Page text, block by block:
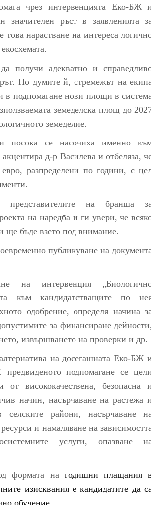
чрез интервенцията Еко-БЖ и
ръст в заявленията
нарастване на интереса
получи адекватно и
По думите й, стремежът на екипа
в подпомагане нови площи в система
земеделска площ до
земеделие.
посока се насочиха именно
д-р Василева и отбеляза,
разпределени по години, с
представителите на бранша за
на наредба и ги увери, че
ще бъде взето под внимание.
публикуване на
на интервенция
към кандидатстващите по
одобрение, определя начина за
за финансиране дейности,
извършването на проверки и др.
на досегашната Еко-БЖ и
подпомагане се цели
от висококачествена, безопасна и
начин, насърчаване на растежа и
райони, насърчаване
и намаляване на
услуги, опазване
формата на годишни плащания в
изисквания е кандидатите да са
обучение.